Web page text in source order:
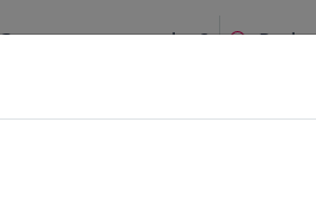
ça marche ?
chien et chat en famille ou à
à